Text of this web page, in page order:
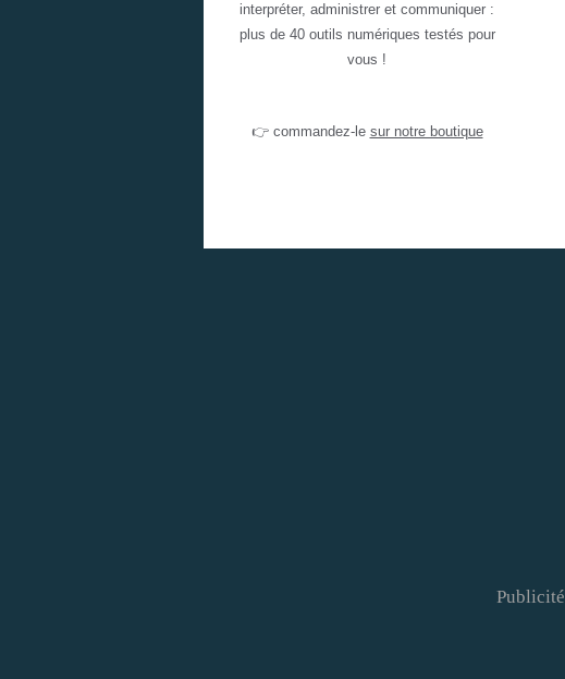
interpréter, administrer et communiquer :
plus de 40 outils numériques testés pour
vous !
👉 commandez-le sur notre boutique
Publicité